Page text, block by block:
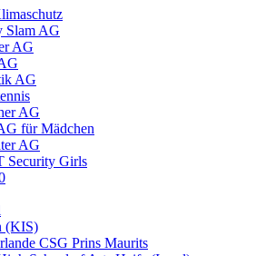
Slam AG
AG
AG
AG
für Mädchen
AG
Security Girls
(KIS)
CSG Prins Maurits